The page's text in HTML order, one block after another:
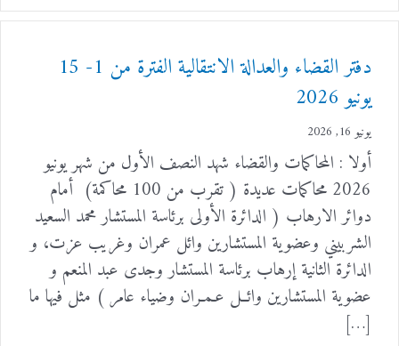
دفتر القضاء والعدالة الانتقالية الفترة من 1- 15
يونيو 2026
يونيو 16, 2026
أولا : المحاكمات والقضاء شهد النصف الأول من شهر يونيو
2026 محاكمات عديدة ( تقرب من 100 محاكمة) أمام
دوائر الارهاب ( الدائرة الأولى برئاسة المستشار محمد السعيد
الشربيني وعضوية المستشارين وائل عمران وغريب عزت، و
الدائرة الثانية إرهاب برئاسة المستشار وجدى عبد المنعم و
عضوية المستشارين وائــل عـمـران وضياء عامر ) مثل فيها ما
[…]